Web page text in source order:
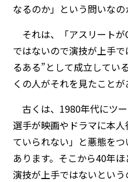
なるのか」という問いなの
それは、「アスリート
ではないので演技が上手
るある”として成立してい
くの人がそれを見たことが
古くは、1980年代にツ
選手が映画やドラマに本
ていられない」と悪態を
あります。そこから40年
演技が上手ではないとい